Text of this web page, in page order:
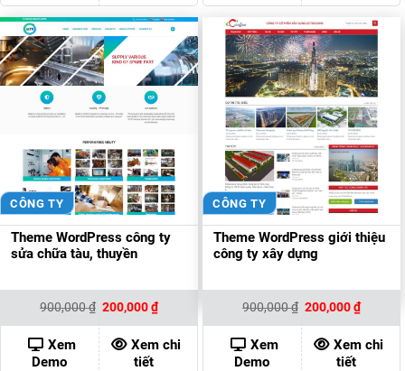
CÔNG TY
Theme WordPress công ty
sửa chữa tàu, thuyền
900,000₫ Giá
là:
900,000 ₫.
200,000₫Giá
hiện
tại
là:
200,000 ₫.
Xem
Demo
Xem chi
tiết
CÔNG TY
Theme WordPress giới thiệu
công ty xây dựng
900,000₫ Giá
là:
900,000 ₫.
200,000₫Giá
hiện
tại
là:
Xem
Demo
Xem chi
tiết